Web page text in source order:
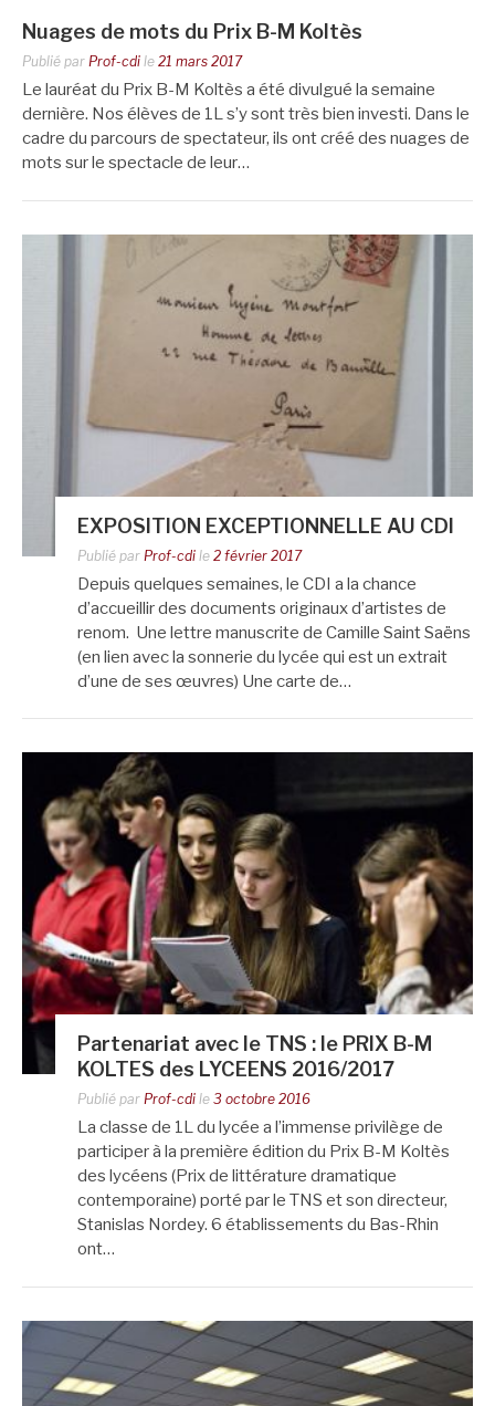
Nuages de mots du Prix B-M Koltès
Publié par Prof-cdi le 21 mars 2017
Le lauréat du Prix B-M Koltès a été divulgué la semaine
dernière. Nos élèves de 1L s’y sont très bien investi. Dans le
cadre du parcours de spectateur, ils ont créé des nuages de
mots sur le spectacle de leur…
EXPOSITION EXCEPTIONNELLE AU CDI
Publié par Prof-cdi le 2 février 2017
Depuis quelques semaines, le CDI a la chance
d’accueillir des documents originaux d’artistes de
renom. Une lettre manuscrite de Camille Saint Saëns
(en lien avec la sonnerie du lycée qui est un extrait
d’une de ses œuvres) Une carte de…
Partenariat avec le TNS : le PRIX B-M
KOLTES des LYCEENS 2016/2017
Publié par Prof-cdi le 3 octobre 2016
La classe de 1L du lycée a l’immense privilège de
participer à la première édition du Prix B-M Koltès
des lycéens (Prix de littérature dramatique
contemporaine) porté par le TNS et son directeur,
Stanislas Nordey. 6 établissements du Bas-Rhin
ont…